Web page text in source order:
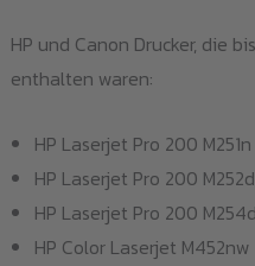
HP und Canon Drucker, die
enthalten waren:
HP Laserjet Pro 200 M251n
HP Laserjet Pro 200
HP Laserjet Pro 200
HP Color Laserjet M452nw